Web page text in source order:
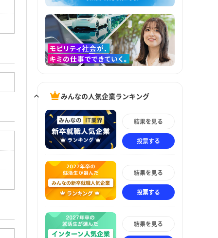
みんなの人気企業ランキング
結果を見る
投票する
結果を見る
投票する
結果を見る